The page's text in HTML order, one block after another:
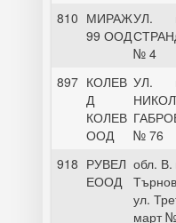
810 МИРАЖ
99 ООД
УЛ.
№ 4
897 КОЛЕВ
Д
КОЛЕВ
ООД
УЛ.
№ 76
918 РУВЕЛ
ЕООД
обл. В.
ул.
март